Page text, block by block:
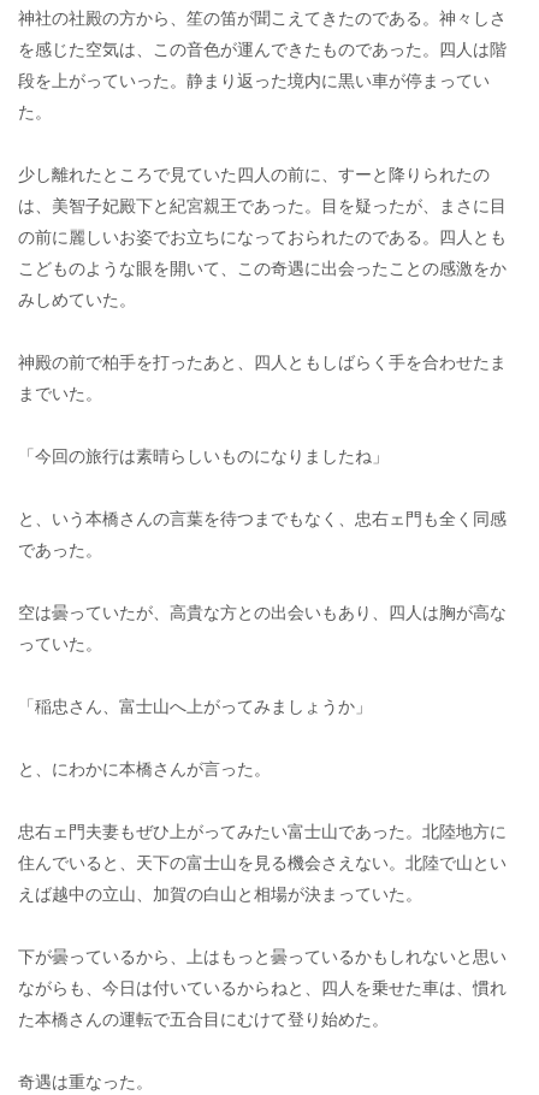
神社の社殿の方から、笙の笛が聞こえてきたのである。神々しさ
を感じた空気は、この音色が運んできたものであった。四人は階
段を上がっていった。静まり返った境内に黒い車が停まってい
た。
少し離れたところで見ていた四人の前に、すーと降りられたの
は、美智子妃殿下と紀宮親王であった。目を疑ったが、まさに目
の前に麗しいお姿でお立ちになっておられたのである。四人とも
こどものような眼を開いて、この奇遇に出会ったことの感激をか
みしめていた。
神殿の前で柏手を打ったあと、四人ともしばらく手を合わせたま
までいた。
「今回の旅行は素晴らしいものになりましたね」
と、いう本橋さんの言葉を待つまでもなく、忠右ェ門も全く同感
であった。
空は曇っていたが、高貴な方との出会いもあり、四人は胸が高な
っていた。
「稲忠さん、富士山へ上がってみましょうか」
と、にわかに本橋さんが言った。
忠右ェ門夫妻もぜひ上がってみたい富士山であった。北陸地方に
住んでいると、天下の富士山を見る機会さえない。北陸で山とい
えば越中の立山、加賀の白山と相場が決まっていた。
下が曇っているから、上はもっと曇っているかもしれないと思い
ながらも、今日は付いているからねと、四人を乗せた車は、慣れ
た本橋さんの運転で五合目にむけて登り始めた。
奇遇は重なった。